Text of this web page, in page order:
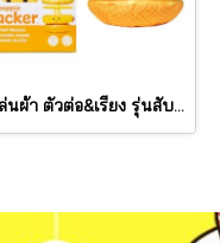
ของเล่นผ้า ตัวต่อ&เรียง รุ่นสับปะรด เขย่ามีเสียง Pineapple Stacker รุ่น 30743 ยี่ห้อ Melissa & Doug